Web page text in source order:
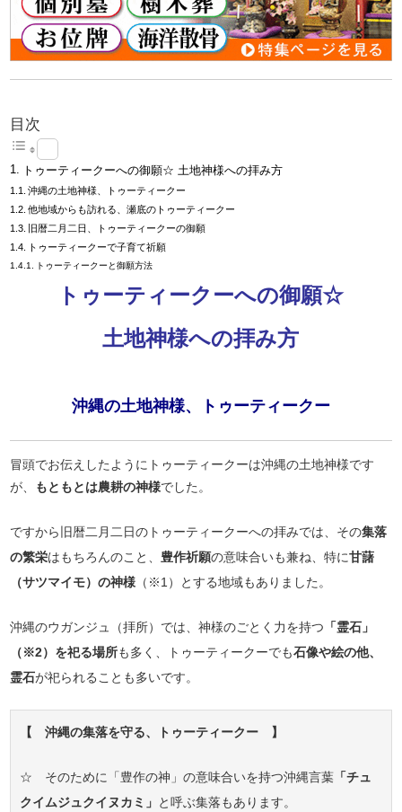
目次
トゥーティークーへの御願☆ 土地神様への拝み方
沖縄の土地神様、トゥーティークー
他地域からも訪れる、瀬底のトゥーティークー
旧暦二月二日、トゥーティークーの御願
トゥーティークーで子育て祈願
トゥーティークーと御願方法
トゥーティークーへの御願☆
土地神様への拝み方
沖縄の土地神様、トゥーティークー
冒頭でお伝えしたようにトゥーティークーは沖縄の土地神様です
が、
もともとは農耕の神様でした。
ですから旧暦二月二日のトゥーティークーへの拝みでは、その集落
の繁栄はもちろんのこと、豊作祈願の意味合いも兼ね、特に甘藷
（サツマイモ）の神様 （※1）とする地域もありました。
沖縄のウガンジュ（拝所）では、神様のごとく力を持つ 「霊石」
（※2）を祀る場所も多く、トゥーティークーでも石像や絵の他、
霊石が祀られることも多いです。
【 沖縄の集落を守る、トゥーティークー 】
☆ そのために「豊作の神」の意味合いを持つ沖縄言葉 「チュ
クイムジュクイヌカミ」 と呼ぶ集落もあります。